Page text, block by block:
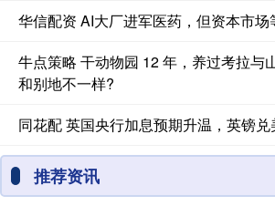
华信配资 AI大厂进军医药，但资本市场
牛点策略 干动物园 12 年，养过考拉与
和别地不一样?
同花配 英国央行加息预期升温，英镑
推荐资讯